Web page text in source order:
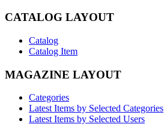
CATALOG LAYOUT
Catalog
Catalog Item
MAGAZINE LAYOUT
Categories
Latest Items by Selected Categories
Latest Items by Selected Users